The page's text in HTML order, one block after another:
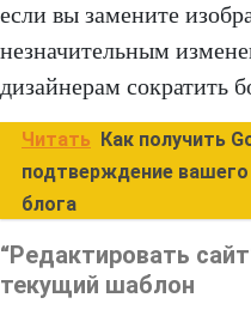
если вы замените
незначительным
дизайнерам сократить
Читать
Как получить
подтверждение
блога
“Редактировать
текущий шаблон